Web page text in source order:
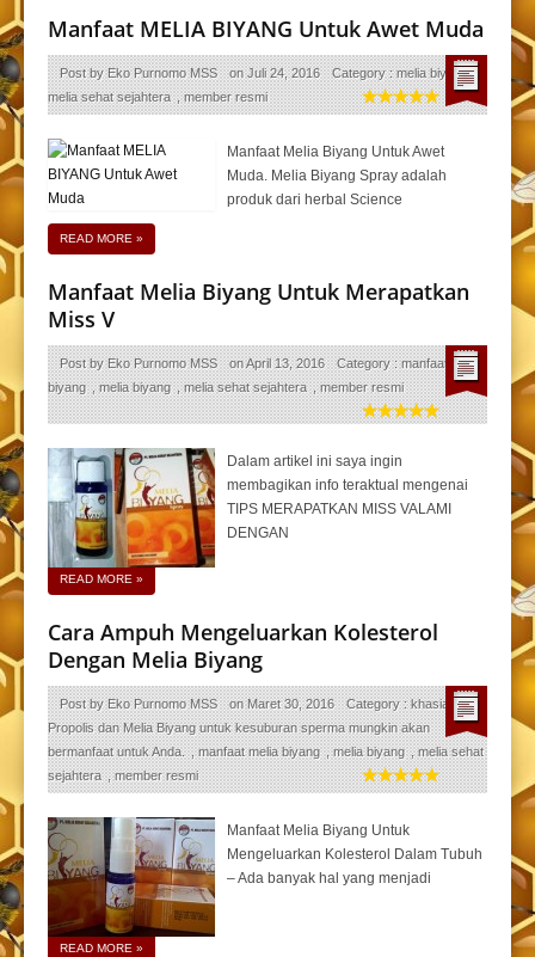
Manfaat MELIA BIYANG Untuk Awet Muda
Post byEko Purnomo MSS onJuli 24, 2016 Category :melia biyang
melia sehat sejahtera ,member resmi
Manfaat Melia Biyang Untuk Awet
Muda. Melia Biyang Spray adalah
produk dari herbal Science
READ MORE »
Manfaat Melia Biyang Untuk Merapatkan
Miss V
Post byEko Purnomo MSS onApril 13, 2016 Category :manfaat melia
biyang ,melia biyang ,melia sehat sejahtera ,member resmi
Dalam artikel ini saya ingin
membagikan info teraktual mengenai
TIPS MERAPATKAN MISS VALAMI
DENGAN
READ MORE »
Cara Ampuh Mengeluarkan Kolesterol
Dengan Melia Biyang
Post byEko Purnomo MSS onMaret 30, 2016 Category :khasiat
Propolis dan Melia Biyang untuk kesuburan sperma mungkin akan
bermanfaat untuk Anda. ,manfaat melia biyang ,melia biyang ,melia sehat
sejahtera ,member resmi
Manfaat Melia Biyang Untuk
Mengeluarkan Kolesterol Dalam Tubuh
– Ada banyak hal yang menjadi
READ MORE »